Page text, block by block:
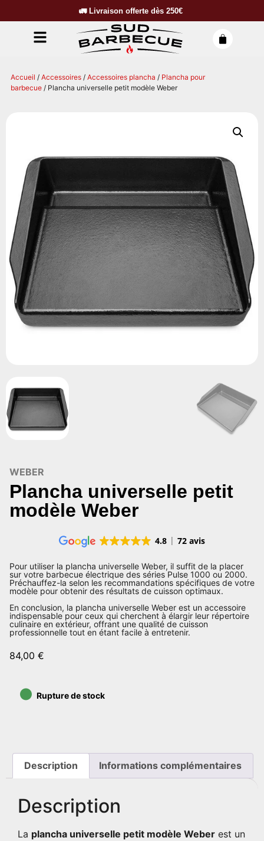
🚛 Livraison offerte dès 250€
Accueil / Accessoires / Accessoires plancha / Plancha pour
barbecue / Plancha universelle petit modèle Weber
WEBER
Plancha universelle petit
modèle Weber
4.8 72 avis
Pour utiliser la plancha universelle Weber, il suffit de la placer
sur votre barbecue électrique des séries Pulse 1000 ou 2000.
Préchauffez-la selon les recommandations spécifiques de votre
modèle pour obtenir des résultats de cuisson optimaux.
En conclusion, la plancha universelle Weber est un accessoire
indispensable pour ceux qui cherchent à élargir leur répertoire
culinaire en extérieur, offrant une qualité de cuisson
professionnelle tout en étant facile à entretenir.
84,00 €
• Rupture de stock
Description Informations complémentaires
Description
La plancha universelle petit modèle Weber est un